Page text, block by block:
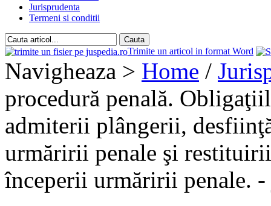
Jurisprudenta
Termeni si conditii
Trimite un articol in format Word
Navigheaza > Home /
procedură penală.
admiterii plângerii,
urmăririi penale şi
începerii urmăririi penale. -